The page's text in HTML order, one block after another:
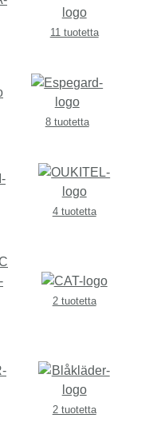
11 tuotetta
8 tuotetta
4 tuotetta
2 tuotetta
2 tuotetta